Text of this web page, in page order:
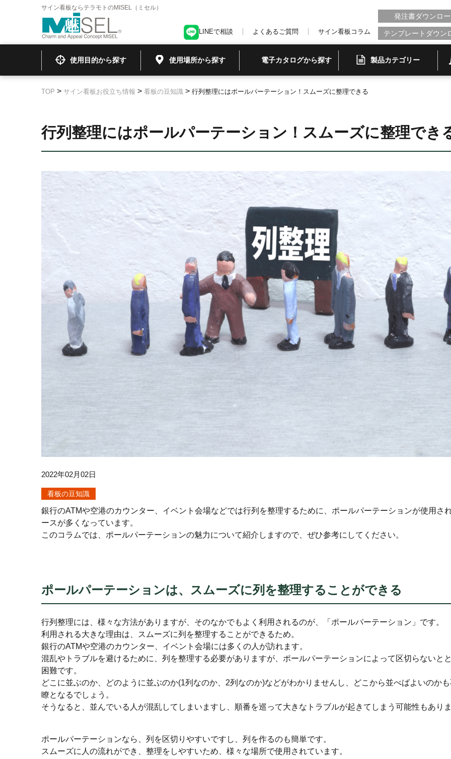
サイン看板ならテラモトのMISEL（ミセル）
発注書ダウンロー
テンプレートダウン
LINEで相談 よくあるご質問 サイン看板コラム
使用目的から探す 使用場所から探す 電子カタログから探す 製品カテゴリー
TOP > サイン看板お役立ち情報 > 看板の豆知識 > 行列整理にはポールパーテーション！スムーズに整理できる
行列整理にはポールパーテーション！スムーズに整理でき
2022年02月02日
看板の豆知識
銀行のATMや空港のカウンター、イベント会場などでは行列を整理するために、ポールパーテーションが使用さ
ースが多くなっています。
このコラムでは、ポールパーテーションの魅力について紹介しますので、ぜひ参考にしてください。
ポールパーテーションは、スムーズに列を整理することができる
行列整理には、様々な方法がありますが、そのなかでもよく利用されるのが、「ポールパーテーション」です。
利用される大きな理由は、スムーズに列を整理することができるため。
銀行のATMや空港のカウンター、イベント会場には多くの人が訪れます。
混乱やトラブルを避けるために、列を整理する必要がありますが、ポールパーテーションによって区切らないと
困難です。
どこに並ぶのか、どのように並ぶのか(1列なのか、2列なのか)などがわかりませんし、どこから並べばよいのかも
瞭となるでしょう。
そうなると、並んでいる人が混乱してしまいますし、順番を巡って大きなトラブルが起きてしまう可能性もありま
ポールパーテーションなら、列を区切りやすいですし、列を作るのも簡単です。
スムーズに人の流れができ、整理をしやすいため、様々な場所で使用されています。